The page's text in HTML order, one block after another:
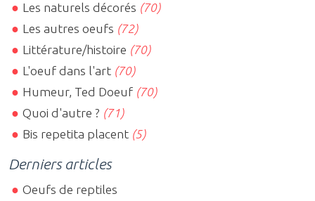
Les naturels décorés (70)
Les autres oeufs (72)
Littérature/histoire (70)
L'oeuf dans l'art (70)
Humeur, Ted Doeuf (70)
Quoi d'autre ? (71)
Bis repetita placent (5)
Derniers articles
Oeufs de reptiles